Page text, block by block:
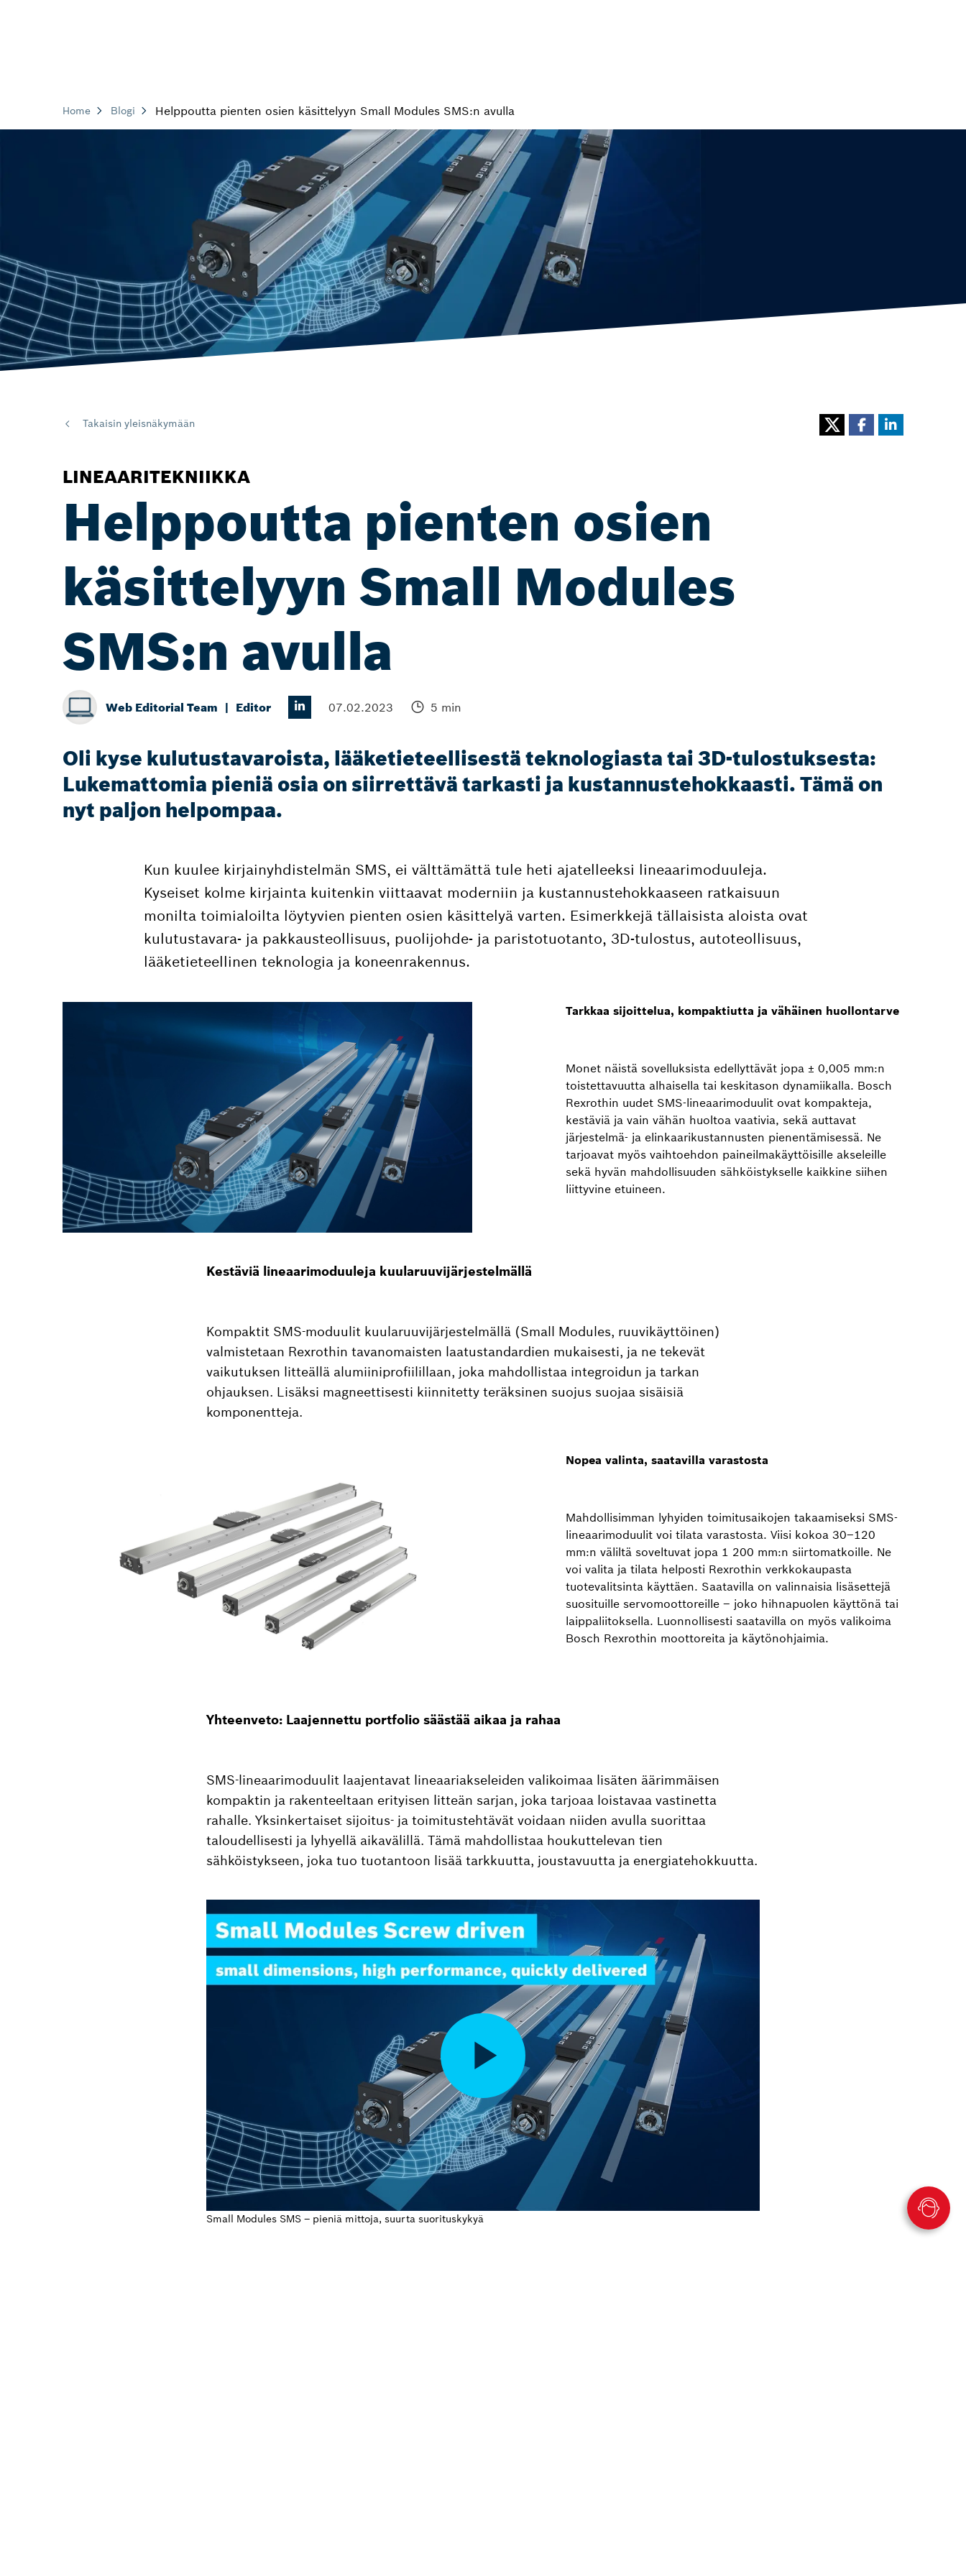
Home Blogi Helppoutta pienten osien käsittelyyn Small Modules SMS:n avulla
Takaisin yleisnäkymään
LINEAARITEKNIIKKA
Helppoutta pienten osien
käsittelyyn Small Modules
SMS:n avulla
Web Editorial Team Editor 07.02.2023 5 min
Oli kyse kulutustavaroista, lääketieteellisestä teknologiasta tai 3D-tulostuksesta:
Lukemattomia pieniä osia on siirrettävä tarkasti ja kustannustehokkaasti. Tämä on
nyt paljon helpompaa.
Kun kuulee kirjainyhdistelmän SMS, ei välttämättä tule heti ajatelleeksi lineaarimoduuleja.
Kyseiset kolme kirjainta kuitenkin viittaavat moderniin ja kustannustehokkaaseen ratkaisuun
monilta toimialoilta löytyvien pienten osien käsittelyä varten. Esimerkkejä tällaisista aloista ovat
kulutustavara- ja pakkausteollisuus, puolijohde- ja paristotuotanto, 3D-tulostus, autoteollisuus,
lääketieteellinen teknologia ja koneenrakennus.
Tarkkaa sijoittelua, kompaktiutta ja vähäinen huollontarve
Monet näistä sovelluksista edellyttävät jopa ± 0,005 mm:n
toistettavuutta alhaisella tai keskitason dynamiikalla. Bosch
Rexrothin uudet SMS-lineaarimoduulit ovat kompakteja,
kestäviä ja vain vähän huoltoa vaativia, sekä auttavat
järjestelmä- ja elinkaarikustannusten pienentämisessä. Ne
tarjoavat myös vaihtoehdon paineilmakäyttöisille akseleille
sekä hyvän mahdollisuuden sähköistykselle kaikkine siihen
liittyvine etuineen.
Kestäviä lineaarimoduuleja kuularuuvijärjestelmällä
Kompaktit SMS-moduulit kuularuuvijärjestelmällä (Small Modules, ruuvikäyttöinen)
valmistetaan Rexrothin tavanomaisten laatustandardien mukaisesti, ja ne tekevät
vaikutuksen litteällä alumiiniprofiilillaan, joka mahdollistaa integroidun ja tarkan
ohjauksen. Lisäksi magneettisesti kiinnitetty teräksinen suojus suojaa sisäisiä
komponentteja.
Nopea valinta, saatavilla varastosta
Mahdollisimman lyhyiden toimitusaikojen takaamiseksi SMS-
lineaarimoduulit voi tilata varastosta. Viisi kokoa 30–120
mm:n väliltä soveltuvat jopa 1 200 mm:n siirtomatkoille. Ne
voi valita ja tilata helposti Rexrothin verkkokaupasta
tuotevalitsinta käyttäen. Saatavilla on valinnaisia lisäsettejä
suosituille servomoottoreille – joko hihnapuolen käyttönä tai
laippaliitoksella. Luonnollisesti saatavilla on myös valikoima
Bosch Rexrothin moottoreita ja käytönohjaimia.
Yhteenveto: Laajennettu portfolio säästää aikaa ja rahaa
SMS-lineaarimoduulit laajentavat lineaariakseleiden valikoimaa lisäten äärimmäisen
kompaktin ja rakenteeltaan erityisen litteän sarjan, joka tarjoaa loistavaa vastinetta
rahalle. Yksinkertaiset sijoitus- ja toimitustehtävät voidaan niiden avulla suorittaa
taloudellisesti ja lyhyellä aikavälillä. Tämä mahdollistaa houkuttelevan tien
sähköistykseen, joka tuo tuotantoon lisää tarkkuutta, joustavuutta ja energiatehokkuutta.
Small Modules SMS – pieniä mittoja, suurta suorituskykyä